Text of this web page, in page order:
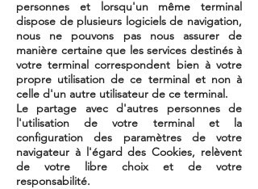
personnes et lorsqu'un même terminal
dispose de plusieurs logiciels de navigation,
nous ne pouvons pas nous assurer de
manière certaine que les services destinés à
votre terminal correspondent bien à votre
propre utilisation de ce terminal et non à
celle d'un autre utilisateur de ce terminal.
Le partage avec d'autres personnes de
l'utilisation de votre terminal et la
configuration des paramètres de votre
navigateur à l'égard des Cookies, relèvent
de votre libre choix et de votre
responsabilité.